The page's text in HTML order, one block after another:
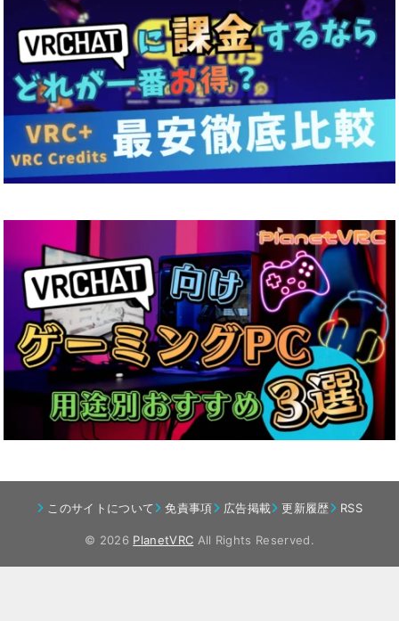
このサイトについて 免責事項 広告掲載 更新履歴 RSS
© 2026 PlanetVRC All Rights Reserved.